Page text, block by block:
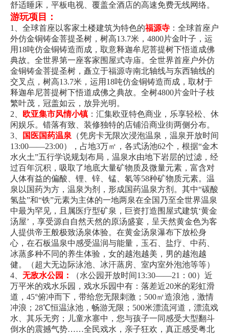
舒适睡床，平板电视、覆盖全酒店的高速免费无线网络。
游玩项目：
1、全球首座以客家土楼建筑为特色的福源寺 ：全球首座户
外仿金铜铸金菩提圣树，树高13.7米，4800片金叶子，运
用18吨仿金铜铸造而成，取意释迦牟尼菩提树下悟道成佛
典故。全世界第一座客家围屋式寺庙。全世界首座户外仿
金铜铸金菩提圣树，矗立于福源寺南北轴线与东西轴线的
交叉点，树高13.7米，运用18吨仿金铜铸造而成，取材于
释迦牟尼菩提树下悟道成佛之典故。全树4800片金叶子枝
繁叶茂，冠盖如云，放异光明。
2、
欧亚集市风情小镇 ：汇集欧亚特色商业，乐享轻松、休
闲娱乐。错落有致、装修独特的店铺沿商业街两侧分布。
3、
国医国药温泉 （凭房卡无限次浸泡温泉，温泉开放时间
13:00——23:00），占地3万㎡，各式汤池62个，根据“金木
水火土”五行学说规划布局，温泉水由地下岩层的过滤，经
过百年沉积，吸取了地底大量矿物质及微量元素，富含对
人体有益的偏酸、锂、锌、锰、氡等58种矿物质元素。温
泉以国药为方，温泉为剂，形成国药温泉方剂。其中“碳酸
氢盐”和“铁”元素为主体的一地两泉在全国乃至全世界温泉
中最为罕见，且属医疗型矿泉，巨资打造围屋式建筑‘黄金
汤屋’，享受源自自然天然的原汤盛宴，呈天然黄金色为客
人提供帝王般极致汤泉体验。在黄金汤泉瀑布下放松身
心，在石板温泉中感受温润与能量，玉石、盐疗、中药、
冰蒸多种不同的养生体验，女的越泡越美，男的越泡越
健。（超大无边际泳池、冰汗蒸房、室内室外泡池等等）
4、 无敌水公园：
（水公园开放时间13:30——21：00）近
万平米的戏水乐园，戏水乐园中有：落差近20米的彩虹滑
道，45°俯冲而下，带给您无限刺激；500㎡造浪池，激情
冲浪；28℃恒温泳池，畅游无限；500米漂流河道，漂流戏
水、其乐无穷；儿童水寨中，您与孩子一同感受大型翻斗
倒水的震撼气势……全民戏水，亲子狂欢，真正感受粤北